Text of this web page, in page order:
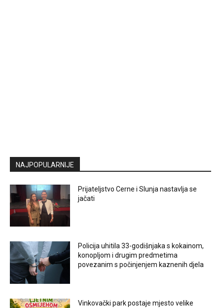
NAJPOPULARNIJE
Prijateljstvo Cerne i Slunja nastavlja se
jačati
Policija uhitila 33-godišnjaka s kokainom,
konopljom i drugim predmetima
povezanim s počinjenjem kaznenih djela
Vinkovački park postaje mjesto velike